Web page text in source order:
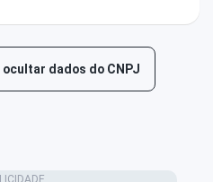
dados do CNPJ